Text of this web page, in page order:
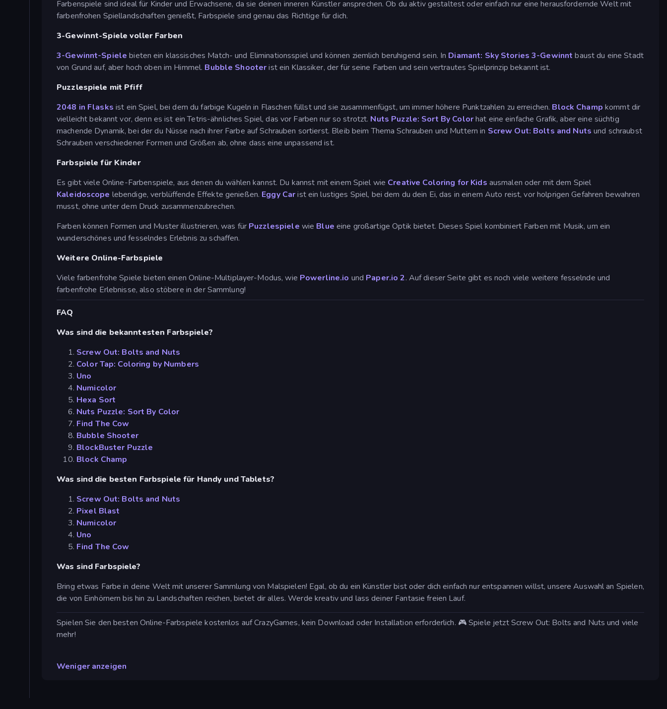
Farbenspiele sind ideal für Kinder und Erwachsene, da sie deinen inneren Künstler ansprechen. Ob du aktiv gestaltest oder einfach nur eine herausfordernde Welt mit
farbenfrohen Spiellandschaften genießt, Farbspiele sind genau das Richtige für dich.
3-Gewinnt-Spiele voller Farben
3-Gewinnt-Spiele bieten ein klassisches Match- und Eliminationsspiel und können ziemlich beruhigend sein. In Diamant: Sky Stories 3-Gewinnt baust du eine Stadt
von Grund auf, aber hoch oben im Himmel. Bubble Shooterist ein Klassiker, der für seine Farben und sein vertrautes Spielprinzip bekannt ist.
Puzzlespiele mit Pfiff
2048 in Flasks ist ein Spiel, bei dem du farbige Kugeln in Flaschen füllst und sie zusammenfügst, um immer höhere Punktzahlen zu erreichen. Block Champ kommt dir
vielleicht bekannt vor, denn es ist ein Tetris-ähnliches Spiel, das vor Farben nur so strotzt. Nuts Puzzle: Sort By Colorhat eine einfache Grafik, aber eine süchtig
machende Dynamik, bei der du Nüsse nach ihrer Farbe auf Schrauben sortierst. Bleib beim Thema Schrauben und Muttern in Screw Out: Bolts and Nuts und schraubst
Schrauben verschiedener Formen und Größen ab, ohne dass eine unpassend ist.
Farbspiele für Kinder
Es gibt viele Online-Farbenspiele, aus denen du wählen kannst. Du kannst mit einem Spiel wie Creative Coloring for Kids ausmalen oder mit dem Spiel
Kaleidoscope lebendige, verblüffende Effekte genießen. Eggy Carist ein lustiges Spiel, bei dem du dein Ei, das in einem Auto reist, vor holprigen Gefahren bewahren
musst, ohne unter dem Druck zusammenzubrechen.
Farben können Formen und Muster illustrieren, was für Puzzlespiele wie Blue eine großartige Optik bietet. Dieses Spiel kombiniert Farben mit Musik, um ein
wunderschönes und fesselndes Erlebnis zu schaffen.
Weitere Online-Farbspiele
Viele farbenfrohe Spiele bieten einen Online-Multiplayer-Modus, wie Powerline.io und Paper.io 2. Auf dieser Seite gibt es noch viele weitere fesselnde und
farbenfrohe Erlebnisse, also stöbere in der Sammlung!
FAQ
Was sind die bekanntesten Farbspiele?
Screw Out: Bolts and Nuts
Color Tap: Coloring by Numbers
Uno
Numicolor
Hexa Sort
Nuts Puzzle: Sort By Color
Find The Cow
Bubble Shooter
BlockBuster Puzzle
Block Champ
Was sind die besten Farbspiele für Handy und Tablets?
Screw Out: Bolts and Nuts
Pixel Blast
Numicolor
Uno
Find The Cow
Was sind Farbspiele?
Bring etwas Farbe in deine Welt mit unserer Sammlung von Malspielen! Egal, ob du ein Künstler bist oder dich einfach nur entspannen willst, unsere Auswahl an Spielen,
die von Einhörnern bis hin zu Landschaften reichen, bietet dir alles. Werde kreativ und lass deiner Fantasie freien Lauf.
Spielen Sie den besten Online-Farbspiele kostenlos auf CrazyGames, kein Download oder Installation erforderlich. 🎮 Spiele jetzt Screw Out: Bolts and Nuts und viele
mehr!
Weniger anzeigen